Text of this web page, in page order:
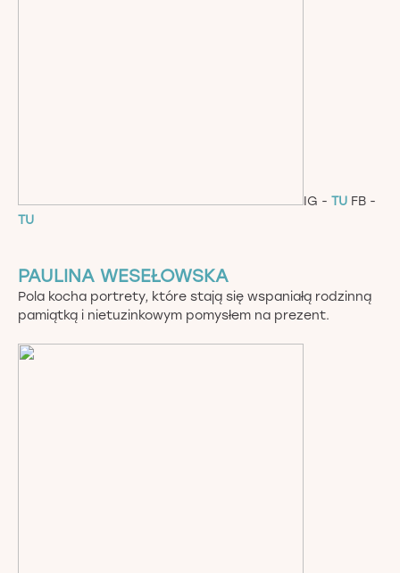
IG - TU FB -
TU
PAULINA WESEŁOWSKA
Pola kocha portrety, które stają się wspaniałą rodzinną
pamiątką i nietuzinkowym pomysłem na prezent.